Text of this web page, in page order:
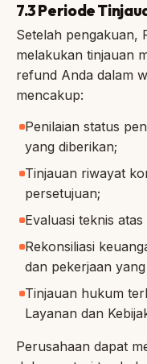
7.3 Periode
Setelah pengakuan,
melakukan tinjauan
refund Anda dalam
mencakup:
Penilaian status
yang diberikan;
Tinjauan riwayat
persetujuan;
Evaluasi teknis
Rekonsiliasi
dan pekerjaan
Tinjauan hukum
Layanan dan
Perusahaan dapat